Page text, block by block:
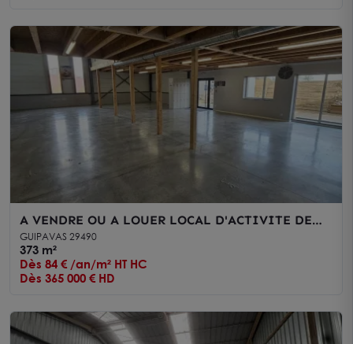
A VENDRE OU A LOUER LOCAL D'ACTIVITE DE
373m² A GUIPAVAS
GUIPAVAS 29490
373 m²
Dès 84 € /an/m² HT HC
Dès 365 000 € HD